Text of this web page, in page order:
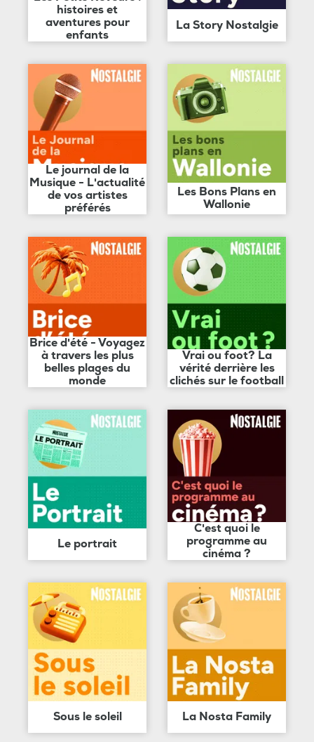
histoires et
aventures pour
enfants
La Story Nostalgie
Le journal de la
Musique - L'actualité
de vos artistes
préférés
Les Bons Plans en
Wallonie
Brice d'été - Voyagez
à travers les plus
belles plages du
monde
Vrai ou foot? La
vérité derrière les
clichés sur le football
Le portrait
C'est quoi le
programme au
cinéma ?
Sous le soleil La Nosta Family